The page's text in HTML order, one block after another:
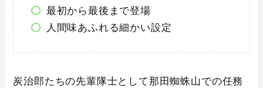
最初から最後まで登場
人間味あふれる細かい設定
炭治郎たちの先輩隊士として那田蜘蛛山での任務